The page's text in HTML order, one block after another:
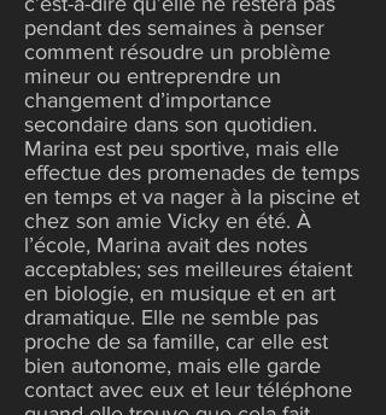
pendant des semaines à penser
comment résoudre un problème
mineur ou entreprendre un
changement d’importance
secondaire dans son quotidien.
Marina est peu sportive, mais elle
effectue des promenades de temps
en temps et va nager à la piscine et
chez son amie Vicky en été. À
l’école, Marina avait des notes
acceptables; ses meilleures étaient
en biologie, en musique et en art
dramatique. Elle ne semble pas
proche de sa famille, car elle est
bien autonome, mais elle garde
contact avec eux et leur téléphone